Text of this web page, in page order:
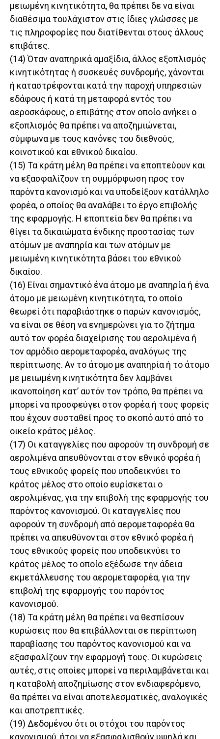
μειωμένη κινητικότητα, θα πρέπει δε να είναι
διαθέσιμα τουλάχιστον στις ίδιες γλώσσες με
τις πληροφορίες που διατίθενται στους άλλους
επιβάτες.
(14) Όταν αναπηρικά αμαξίδια, άλλος εξοπλισμός
κινητικότητας ή συσκευές συνδρομής, χάνονται
ή καταστρέφονται κατά την παροχή υπηρεσιών
εδάφους ή κατά τη μεταφορά εντός του
αεροσκάφους, ο επιβάτης στον οποίο ανήκει ο
εξοπλισμός θα πρέπει να αποζημιώνεται,
σύμφωνα με τους κανόνες του διεθνούς,
κοινοτικού και εθνικού δικαίου.
(15) Τα κράτη μέλη θα πρέπει να εποπτεύουν και
να εξασφαλίζουν τη συμμόρφωση προς τον
παρόντα κανονισμό και να υποδείξουν κατάλληλο
φορέα, ο οποίος θα αναλάβει το έργο επιβολής
της εφαρμογής. Η εποπτεία δεν θα πρέπει να
θίγει τα δικαιώματα ένδικης προστασίας των
ατόμων με αναπηρία και των ατόμων με
μειωμένη κινητικότητα βάσει του εθνικού
δικαίου.
(16) Είναι σημαντικό ένα άτομο με αναπηρία ή ένα
άτομο με μειωμένη κινητικότητα, το οποίο
θεωρεί ότι παραβιάστηκε ο παρών κανονισμός,
να είναι σε θέση να ενημερώνει για το ζήτημα
αυτό τον φορέα διαχείρισης του αερολιμένα ή
τον αρμόδιο αερομεταφορέα, αναλόγως της
περίπτωσης. Αν το άτομο με αναπηρία ή το άτομο
με μειωμένη κινητικότητα δεν λαμβάνει
ικανοποίηση κατ’ αυτόν τον τρόπο, θα πρέπει να
μπορεί να προσφεύγει στον φορέα ή τους φορείς
που έχουν συσταθεί προς το σκοπό αυτό από το
οικείο κράτος μέλος.
(17) Οι καταγγελίες που αφορούν τη συνδρομή σε
αερολιμένα απευθύνονται στον εθνικό φορέα ή
τους εθνικούς φορείς που υποδεικνύει το
κράτος μέλος στο οποίο ευρίσκεται ο
αερολιμένας, για την επιβολή της εφαρμογής του
παρόντος κανονισμού. Οι καταγγελίες που
αφορούν τη συνδρομή από αερομεταφορέα θα
πρέπει να απευθύνονται στον εθνικό φορέα ή
τους εθνικούς φορείς που υποδεικνύει το
κράτος μέλος το οποίο εξέδωσε την άδεια
εκμετάλλευσης του αερομεταφορέα, για την
επιβολή της εφαρμογής του παρόντος
κανονισμού.
(18) Τα κράτη μέλη θα πρέπει να θεσπίσουν
κυρώσεις που θα επιβάλλονται σε περίπτωση
παραβίασης του παρόντος κανονισμού και να
εξασφαλίζουν την εφαρμογή τους. Οι κυρώσεις
αυτές, στις οποίες μπορεί να περιλαμβάνεται και
η καταβολή αποζημίωσης στον ενδιαφερόμενο,
θα πρέπει να είναι αποτελεσματικές, αναλογικές
και αποτρεπτικές.
(19) Δεδομένου ότι οι στόχοι του παρόντος
κανονισμού, ήτοι να εξασφαλισθούν υψηλά και